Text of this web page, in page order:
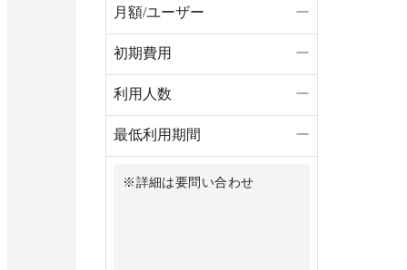
月額/ユーザー ー
初期費用 ー
利用人数 ー
最低利用期間 ー
※詳細は要問い合わせ